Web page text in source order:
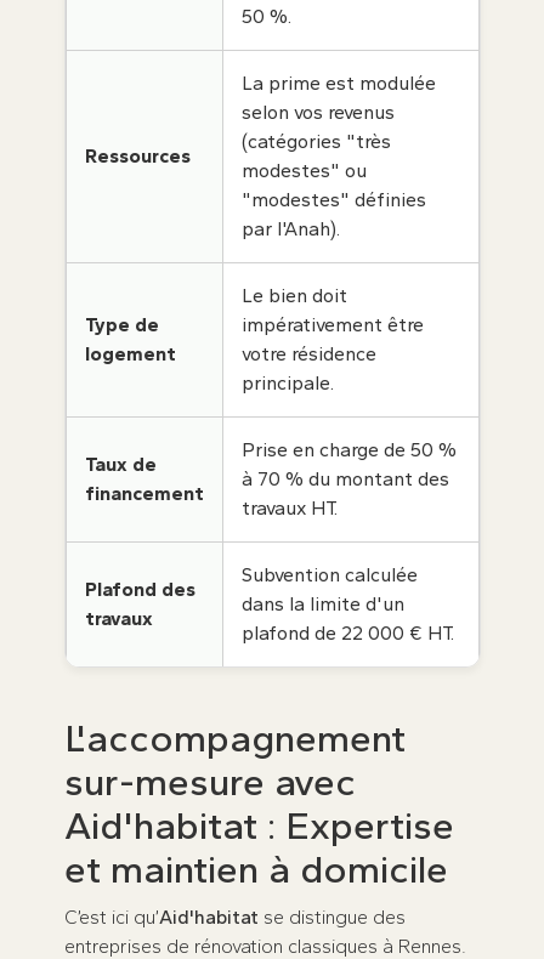
50 %.
Ressources
La prime est modulée
selon vos revenus
(catégories "très
modestes" ou
"modestes" définies
par l'Anah).
Type de
logement
Le bien doit
impérativement être
votre résidence
principale.
Taux de
financement
Prise en charge de 50 %
à 70 % du montant des
travaux HT.
Plafond des
travaux
Subvention calculée
dans la limite d'un
plafond de 22 000 € HT.
L'accompagnement
sur-mesure avec
Aid'habitat : Expertise
et maintien à domicile
C’est ici qu’Aid'habitat se distingue des
entreprises de rénovation classiques à Rennes.